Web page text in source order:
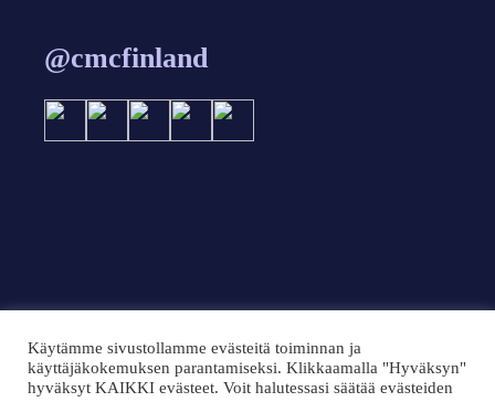
@cmcfinland
© 2024 CMC Finland 2024
Käytämme sivustollamme evästeitä toiminnan ja
käyttäjäkokemuksen parantamiseksi. Klikkaamalla "Hyväksyn"
hyväksyt KAIKKI evästeet. Voit halutessasi säätää evästeiden